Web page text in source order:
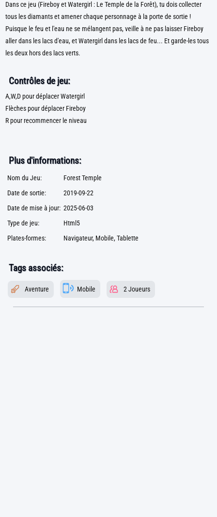
Dans ce jeu (Fireboy et Watergirl : Le Temple de la Forêt), tu dois collecter
tous les diamants et amener chaque personnage à la porte de sortie !
Puisque le feu et l'eau ne se mélangent pas, veille à ne pas laisser Fireboy
aller dans les lacs d'eau, et Watergirl dans les lacs de feu... Et garde-les tous
les deux hors des lacs verts.
Contrôles de jeu:
A,W,D pour déplacer Watergirl
Flèches pour déplacer Fireboy
R pour recommencer le niveau
Plus d'informations:
Nom du Jeu:
Forest Temple
Date de sortie:
2019-09-22
Date de mise à jour: 2025-06-03
Type de jeu:
Html5
Plates-formes:
Navigateur, Mobile, Tablette
Tags associés:
Aventure Mobile 2 Joueurs